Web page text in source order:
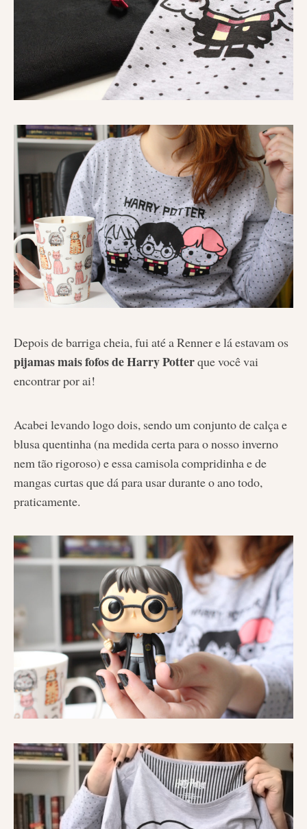
Depois de barriga cheia, fui até a Renner e lá estavam os
pijamas mais fofos de Harry Potterque você vai
encontrar por ai!
Acabei levando logo dois, sendo um conjunto de calça e
blusa quentinha (na medida certa para o nosso inverno
nem tão rigoroso) e essa camisola compridinha e de
mangas curtas que dá para usar durante o ano todo,
praticamente.